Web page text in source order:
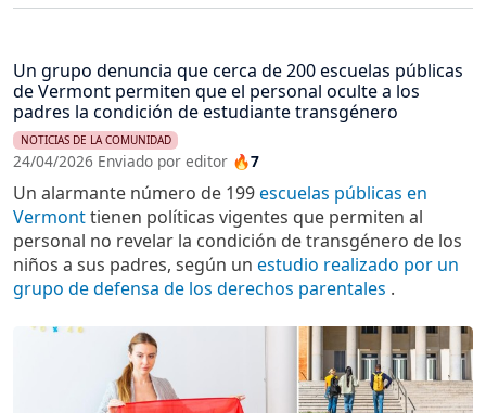
Un grupo denuncia que cerca de 200 escuelas públicas
de Vermont permiten que el personal oculte a los
padres la condición de estudiante transgénero
NOTICIAS DE LA COMUNIDAD
24/04/2026 Enviado por editor 🔥7
Un alarmante número de 199escuelas públicas en
Vermonttienen políticas vigentes que permiten al
personal no revelar la condición de transgénero de los
niños a sus padres, según un estudio realizado por un
grupo de defensa de los derechos parentales .
Imagen